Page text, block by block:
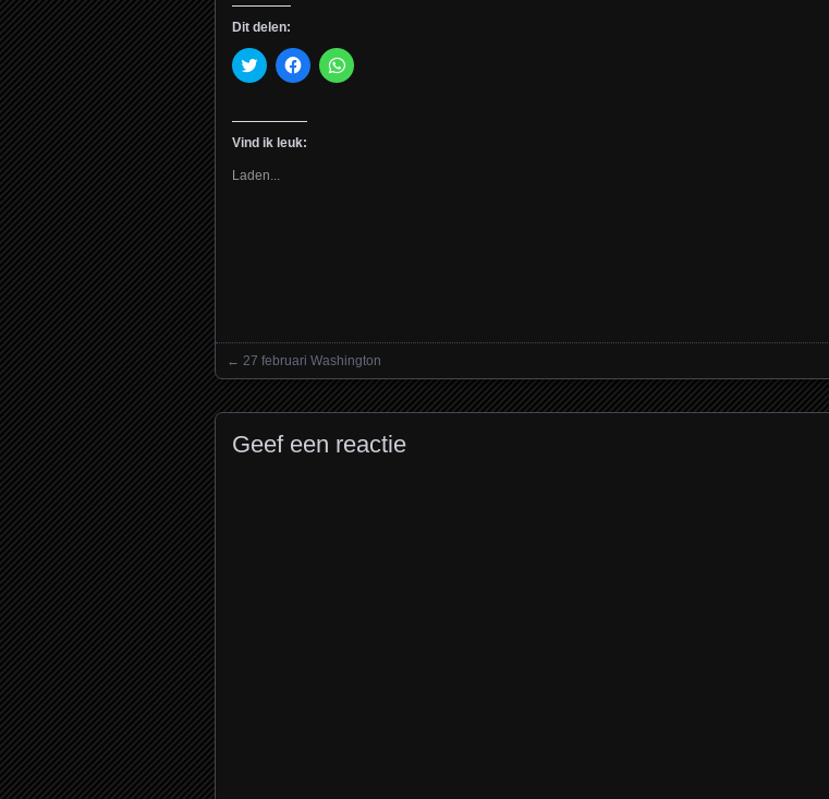
Dit delen:
Klik
om
met
Twitter
(Wordt
een
Klik
om
op
(Wordt
Klik
om
Vind ik leuk:
Laden...
Posts navigation
← 27 februari Washington
Geef een reactie